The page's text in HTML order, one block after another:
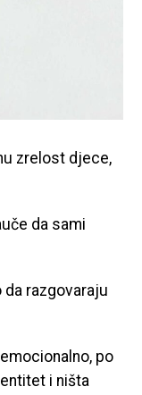
zrelost djece,
da sami
razgovaraju
po
i ništa